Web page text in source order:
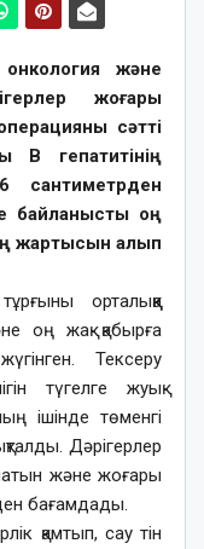
және
жоғары
сәтті
В гепатитінің
сантиметрден
байланысты оң
жартысын алып
орталыққа
оң жақ қабырға
Тексеру
түгелге жуық
ішінде төменгі
Дәрігерлер
және жоғары
бағамдады.
қамтып, сау тін